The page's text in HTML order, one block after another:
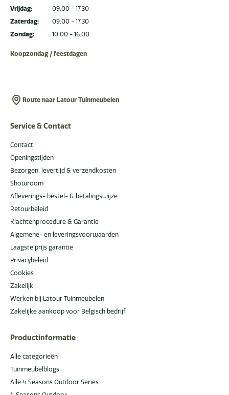
Vrijdag:
Zaterdag:
Zondag:
09.00 - 17.30
09.00 - 17.30
10.00 - 16.00
Koopzondag / feestdagen
Route naar Latour Tuinmeubelen
Service & Contact
Contact
Openingstijden
Bezorgen, levertijd & verzendkosten
Showroom
Afleverings- bestel- & betalingswijze
Retourbeleid
Klachtenprocedure & Garantie
Algemene- en leveringsvoorwaarden
Laagste prijs garantie
Privacybeleid
Cookies
Zakelijk
Werken bij Latour Tuinmeubelen
Zakelijke aankoop voor Belgisch bedrijf
Productinformatie
Alle categorieën
Tuinmeubelblogs
Alle 4 Seasons Outdoor Series